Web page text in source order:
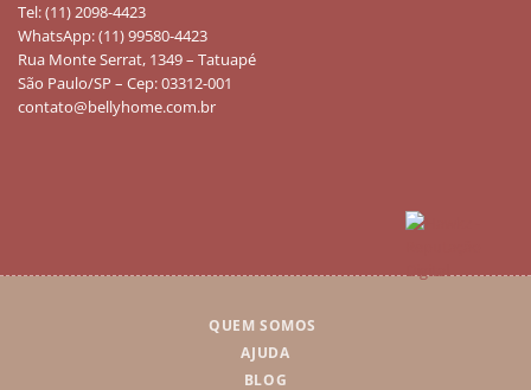
Tel: (11) 2098-4423
WhatsApp: (11) 99580-4423
Rua Monte Serrat, 1349 – Tatuapé
São Paulo/SP – Cep: 03312-001
contato@bellyhome.com.br
QUEM SOMOS
AJUDA
BLOG